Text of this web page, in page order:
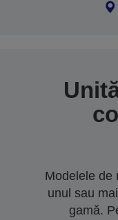
Modelele de
unul sau
gamă.